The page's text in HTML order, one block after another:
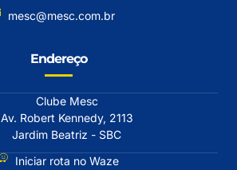
mesc@mesc.com.br
Endereço
Clube Mesc
Av. Robert Kennedy, 2113
Jardim Beatriz - SBC
Iniciar rota no Waze